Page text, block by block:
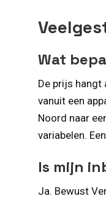
Wat
De prijs hangt
vanuit een
Noord naar
variabelen.
Is mijn
Ja. Bewust